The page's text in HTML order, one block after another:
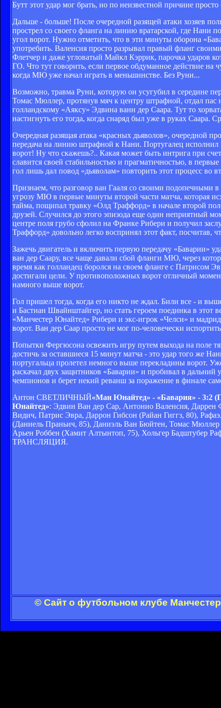
Бутт этот удар мог брать, но по неизвестной причине
Дальше - больше! После очередной разящей атаки хозяев
прострел со своего фланга на линию вратарской, где Нани
угол ворот. Нужно отметить, что в эти минуты оборона
употребить. Валенсия просто разрывал правый фланг
Флетчер и даже угловатый Майкл Кэррик, парочка ударов
ГО. Что тут говорить, если первое обдуманное действие
когда МЮ уже начал играть в меньшинстве. Без Руни...
Возможно, травма Руни, которую он усугубил в середине
Томас Мюллер, протянув мяч к центру штрафной, отдал пас
голландскому «Аяксу» Эдвина ванн дер Саара. Тут то
настигнуть его тогда, когда снаряд был уже в руках Саара.
Очередная разящая атака «красных дьяволов», очередной
передача на линию штрафной к Нани. Португалец
ворот! Ну что скажешь?.. Какая может быть интрига при
славится своей стабильностью и прагматичностью, в
гол лишь дал повод «дьяволам» повторить этот процесс во
Признаем, что разговор ван Гааля со своими подопечными
угрозу МЮ в первые минуты второй части матча, которая
тайма, пощипал травку «Олд Траффорд» в начале второй
друзей. Случился до этого эпизода еще один неприятный
центре поля грубо сфолил на Франке Рибери и получил
Траффорд» довольно легко воспринял этот факт, посчитав,
Зажечь двигатель и включить первую передачу «Баварии»
ван дер Саару, все чаще давали сбой фланги МЮ, через
время как голландец боролся на своем фланге с Патрисом
достигали цели. У противоположных ворот отличный
намного выше ворот.
Гол пришел тогда, когда его никто не ждал. Били все - и
и Бастиан Швайнштайгер, но стать героем поединка в этот
«Манчестер Юнайтед» Рибери и экс-игрок «Челси» и
ворот. Ван дер Саар просто не мог по-человечески
Попытки Фергюсона освежить игру путем выхода на поле
достичь за оставшиеся 15 минут матча - это удар того же
португальца пролетел немного выше перекладины ворот.
раскачал двух защитников «Баварии» и пробивал в
чемпионов и берет некий реванш за поражение в финале
Антон СВЕТЛИЧНЫЙ«Ман Юнайтед» - «Бавария» - 3:2
Юнайтед»: Эдвин Ван дер Сар, Антонио Валенсия,
Видич, Патрис Эвра, Даррон Гибсон (Райан Гиггз, 80),
(Даниель Праньич, 85), Даниэль Ван Бюйтен, Томас
Арьен Роббен (Хамит Алтынтоп, 75), Хольгер Бадштубер
ТРАНСЛЯЦИЯ.
© Сайт о футбольном клубе